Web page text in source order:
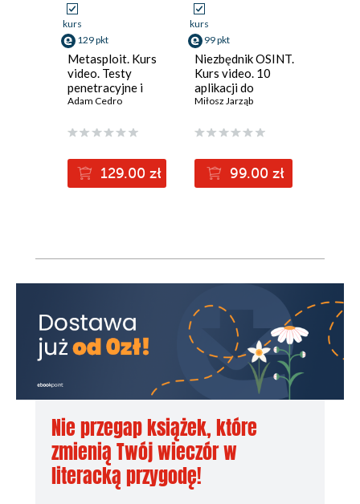
kurs
129 pkt
Metasploit. Kurs
video. Testy
penetracyjne i
łamanie
Adam Cedro
129.00 zł
kurs
99 pkt
Niezbędnik OSINT.
Kurs video. 10
aplikacji do
pozyskiwania
Miłosz Jarząb
99.00 zł
Nie przegap książek, które
zmienią Twój wieczór w
literacką przygodę!